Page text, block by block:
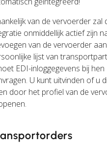
van de vervoerder zal
onmiddellijk actief zijn
van de vervoerder
lijst van
EDI-inloggegevens bij hen
U kunt uitvinden of u
door het profiel van de